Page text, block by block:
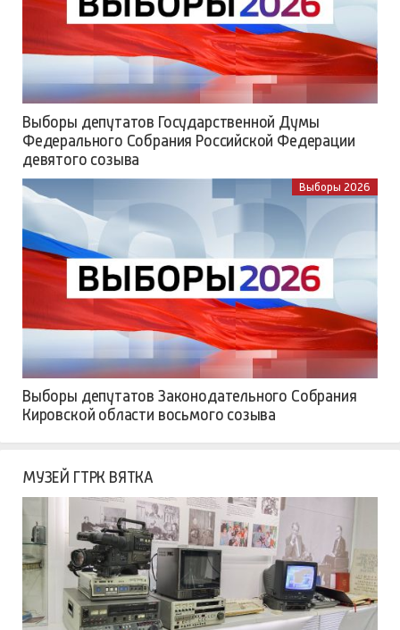
Выборы депутатов Государственной Думы
Федерального Собрания Российской Федерации
девятого созыва
Выборы 2026
Выборы депутатов Законодательного Собрания
Кировской области восьмого созыва
МУЗЕЙ ГТРК ВЯТКА